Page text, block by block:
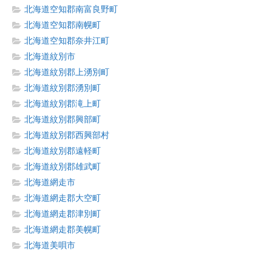
北海道空知郡南富良野町
北海道空知郡南幌町
北海道空知郡奈井江町
北海道紋別市
北海道紋別郡上湧別町
北海道紋別郡湧別町
北海道紋別郡滝上町
北海道紋別郡興部町
北海道紋別郡西興部村
北海道紋別郡遠軽町
北海道紋別郡雄武町
北海道網走市
北海道網走郡大空町
北海道網走郡津別町
北海道網走郡美幌町
北海道美唄市